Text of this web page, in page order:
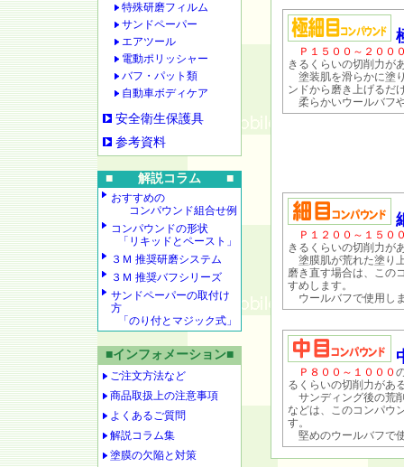
特殊研磨フィルム
サンドペーパー
エアツール
電動ポリッシャー
バフ・パット類
自動車ボディケア
安全衛生保護具
参考資料
■ 解説コラム ■
おすすめの
コンパウンド組合せ例
コンパウンドの形状
「リキッドとペースト」
３Ｍ 推奨研磨システム
３Ｍ 推奨バフシリーズ
サンドペーパーの取付け
方
「のり付とマジック式」
■インフォメーション■
ご注文方法など
商品取扱上の注意事項
よくあるご質問
解説コラム集
塗膜の欠陥と対策
Ｐ１５００～２００
きるくらいの切削力が
塗装肌を滑らかに塗
ンドから磨き上げるだ
柔らかいウールバフ
Ｐ１２００～１５０
きるくらいの切削力が
塗膜肌が荒れた塗り
磨き直す場合は、この
すめします。
ウールバフで使用し
Ｐ８００～１０００
るくらいの切削力があ
サンディング後の荒
などは、このコンパウ
す。
堅めのウールバフで